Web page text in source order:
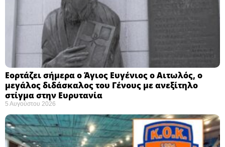
Εορτάζει σήμερα ο Άγιος Ευγένιος ο Αιτωλός, ο
μεγάλος διδάσκαλος του Γένους με ανεξίτηλο
στίγμα στην Ευρυτανία
5 Αυγούστου 2026